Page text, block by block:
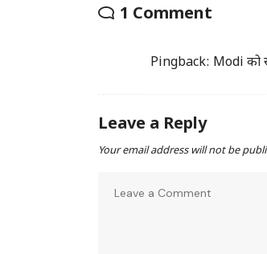
1 Comment
Pingback: Modi को
Leave a Reply
Your email address will not be